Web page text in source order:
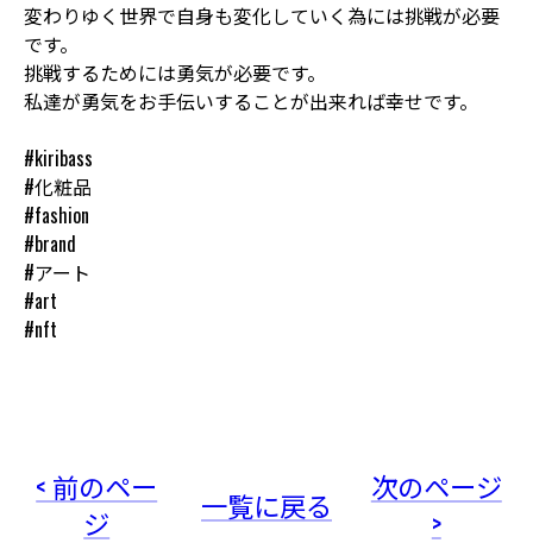
変わりゆく世界で自身も変化していく為には挑戦が必要
です。
挑戦するためには勇気が必要です。
私達が勇気をお手伝いすることが出来れば幸せです。
#kiribass
#化粧品
#fashion
#brand
#アート
#art
#nft
< 前のペー
ジ
一覧に戻る
次のページ
>